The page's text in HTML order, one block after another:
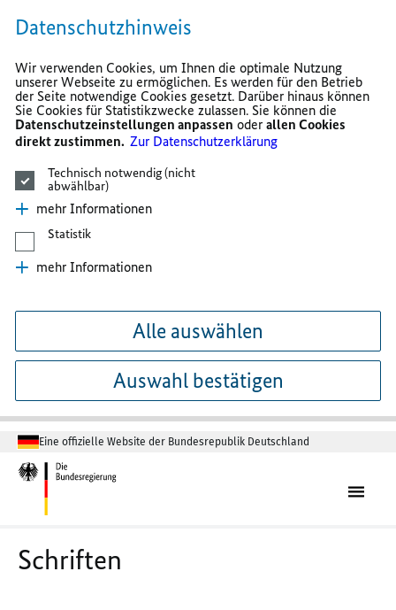
Datenschutzhinweis
Wir verwenden Cookies, um Ihnen die optimale Nutzung
unserer Webseite zu ermöglichen. Es werden für den Betrieb
der Seite notwendige Cookies gesetzt. Darüber hinaus können
Sie Cookies für Statistikzwecke zulassen. Sie können die
Datenschutzeinstellungen anpassen oderallen Cookies
direkt zustimmen.Zur Datenschutzerklärung
Technisch notwendig (nicht
abwählbar)
mehr Informationen
Statistik
mehr Informationen
Alle auswählen
Auswahl bestätigen
Eine offizielle Website der Bundesrepublik Deutschland
Schriften